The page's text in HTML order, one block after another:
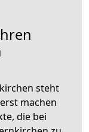
steht
machen
die bei